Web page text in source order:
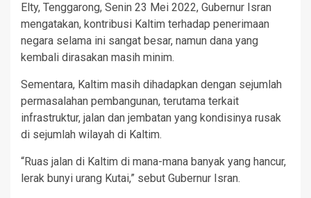
Elty, Tenggarong, Senin 23 Mei 2022, Gubernur Isran
mengatakan, kontribusi Kaltim terhadap penerimaan
negara selama ini sangat besar, namun dana yang
kembali dirasakan masih minim.
Sementara, Kaltim masih dihadapkan dengan sejumlah
permasalahan pembangunan, terutama terkait
infrastruktur, jalan dan jembatan yang kondisinya rusak
di sejumlah wilayah di Kaltim.
“Ruas jalan di Kaltim di mana-mana banyak yang hancur,
lerak bunyi urang Kutai,” sebut Gubernur Isran.